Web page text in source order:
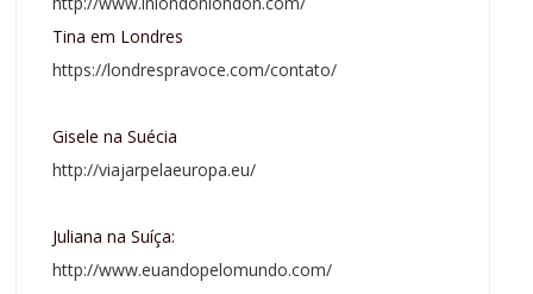
Tina em Londres
https://londrespravoce.com/contato/
Gisele na Suécia
http://viajarpelaeuropa.eu/
Juliana na Suíça:
http://www.euandopelomundo.com/